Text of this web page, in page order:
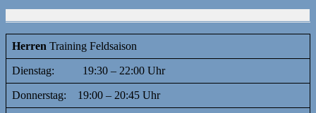
Herren Training Feldsaison
Dienstag: 19:30 – 22:00 Uhr
Donnerstag: 19:00 – 20:45 Uhr